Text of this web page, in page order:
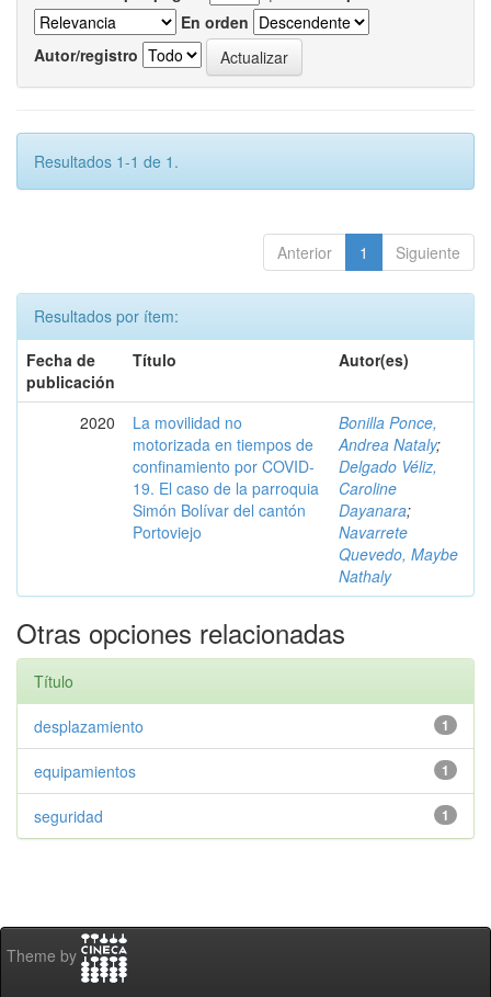
En orden
Autor/registro
Resultados 1-1 de 1.
Anterior 1 Siguiente
Resultados por ítem:
Fecha de
publicación
Título Autor(es)
2020
La movilidad no
motorizada en tiempos de
confinamiento por COVID-
19. El caso de la parroquia
Simón Bolívar del cantón
Portoviejo
Bonilla Ponce,
Andrea Nataly;
Delgado Véliz,
Caroline
Dayanara;
Navarrete
Quevedo, Maybe
Nathaly
Otras opciones relacionadas
Título
1
desplazamiento
1
equipamientos
1
seguridad
Theme by